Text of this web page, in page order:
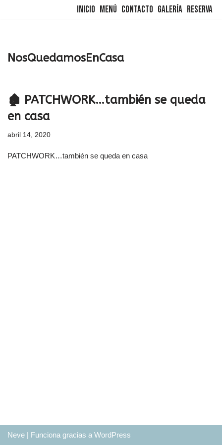
Inicio Menú Contacto Galería Reserva
NosQuedamosEnCasa
🏚️ PATCHWORK…también se queda
en casa
abril 14, 2020
PATCHWORK…también se queda en casa
Neve | Funciona gracias a WordPress